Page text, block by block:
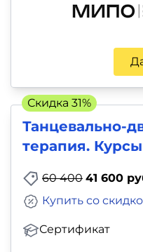
Танцевально-
терапия.
60 400 41 600
Сертификат
Купить со
Скидка 31%
здоровье,
и
Прочее
на